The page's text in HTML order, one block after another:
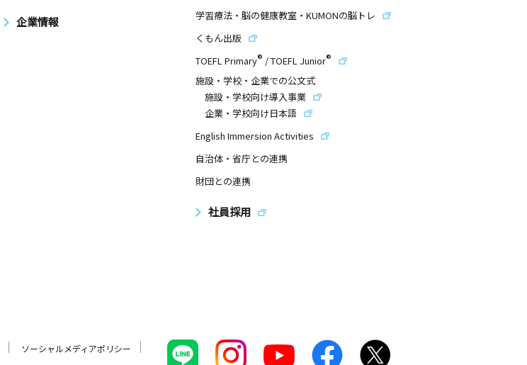
企業情報
学習療法・脳の健康教室・KUMONの脳トレ
くもん出版
TOEFL Primary® /TOEFL Junior®
施設・学校・企業での公文式
施設・学校向け導入事業
企業・学校向け日本語
English Immersion Activities
自治体・省庁との連携
財団との連携
社員採用
ソーシャルメディアポリシー